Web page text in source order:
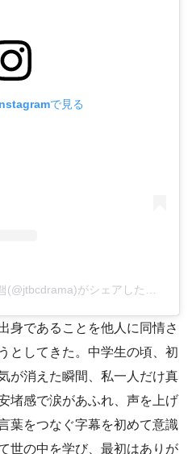
で見る
身であることを他人に同情さ
としてきた。中学生の頃、初
が消えた瞬間、私一人だけ真
堵感で涙があふれ、声を上げ
葉をつなぐ字幕を初めて意識
世の中を学び、最初はありが